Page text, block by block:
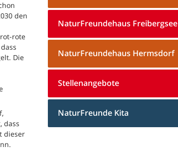
den
rote
Die
dass
dieser
NaturFreundehaus Freibergsee
NaturFreundehaus Hermsdorf
Stellenangebote
NaturFreunde Kita